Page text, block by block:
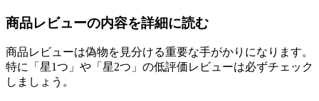
商品レビューの内容を詳細に読む
商品レビューは偽物を見分ける重要な手がかりになります。
特に「星1つ」や「星2つ」の低評価レビューは必ずチェック
しましょう。